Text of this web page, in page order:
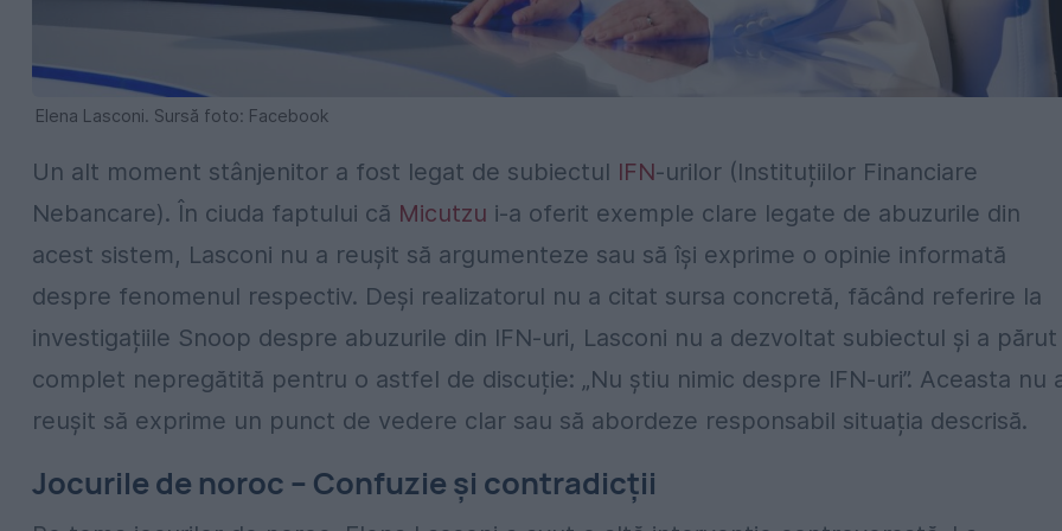
Elena Lasconi. Sursă foto: Facebook
Un alt moment stânjenitor a fost legat de subiectul IFN-urilor (Instituțiilor Financiare
Nebancare). În ciuda faptului că Micutzu i-a oferit exemple clare legate de abuzurile din
acest sistem, Lasconi nu a reușit să argumenteze sau să își exprime o opinie informată
despre fenomenul respectiv. Deși realizatorul nu a citat sursa concretă, făcând referire la
investigațiile Snoop despre abuzurile din IFN-uri, Lasconi nu a dezvoltat subiectul și a părut
complet nepregătită pentru o astfel de discuție: „Nu știu nimic despre IFN-uri”. Aceasta nu
reușit să exprime un punct de vedere clar sau să abordeze responsabil situația descrisă.
Jocurile de noroc – Confuzie și contradicții